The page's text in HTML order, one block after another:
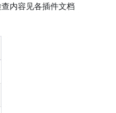
内容见各插件文档